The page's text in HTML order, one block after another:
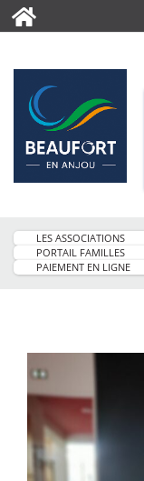
LES ASSOCIATIONS
PORTAIL FAMILLES
PAIEMENT EN LIGNE